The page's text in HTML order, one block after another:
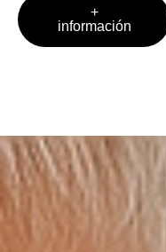
+
información